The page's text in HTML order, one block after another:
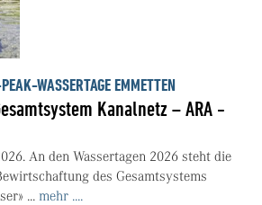
WASSERTAGE EMMETTEN
Kanalnetz – ARA -
An den Wassertagen 2026 steht die
des Gesamtsystems
... mehr ....